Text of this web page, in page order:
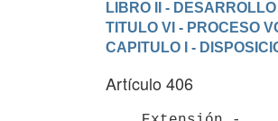
LIBRO II -
TITULO VI - PROCESO
CAPITULO I -
Artículo 406